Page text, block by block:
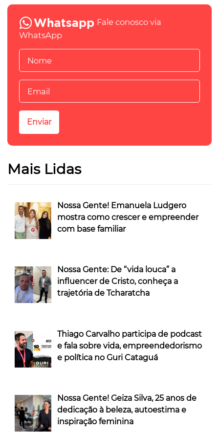
Fale conosco via
WhatsApp
Mais Lidas
Nossa Gente! Emanuela Ludgero
mostra como crescer e empreender
com base familiar
Nossa Gente: De “vida louca” a
influencer de Cristo, conheça a
trajetória de Tcharatcha
Thiago Carvalho participa de podcast
e fala sobre vida, empreendedorismo
e política no Guri Cataguá
Nossa Gente! Geiza Silva, 25 anos de
dedicação à beleza, autoestima e
inspiração feminina